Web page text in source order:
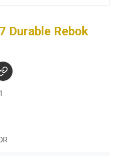
Durable Rebok